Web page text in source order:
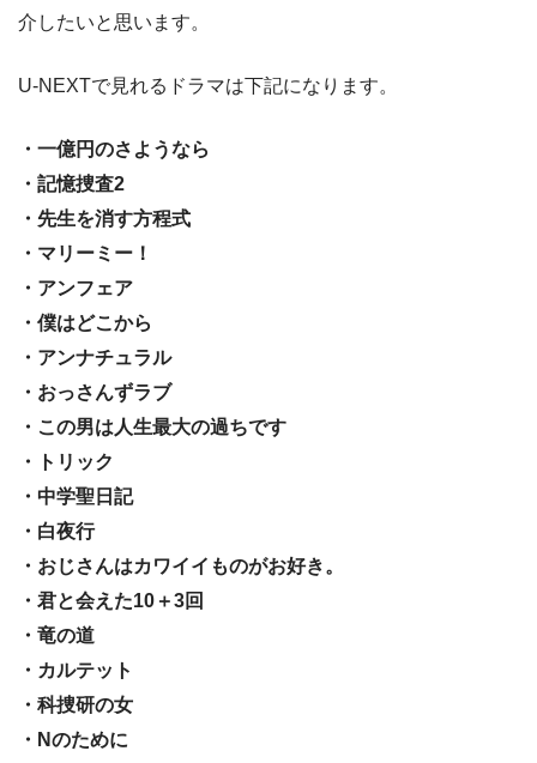
介したいと思います。
U-NEXTで見れるドラマは下記になります。
・一億円のさようなら
・記憶捜査2
・先生を消す方程式
・マリーミー！
・アンフェア
・僕はどこから
・アンナチュラル
・おっさんずラブ
・この男は人生最大の過ちです
・トリック
・中学聖日記
・白夜行
・おじさんはカワイイものがお好き。
・君と会えた10＋3回
・竜の道
・カルテット
・科捜研の女
・Nのために